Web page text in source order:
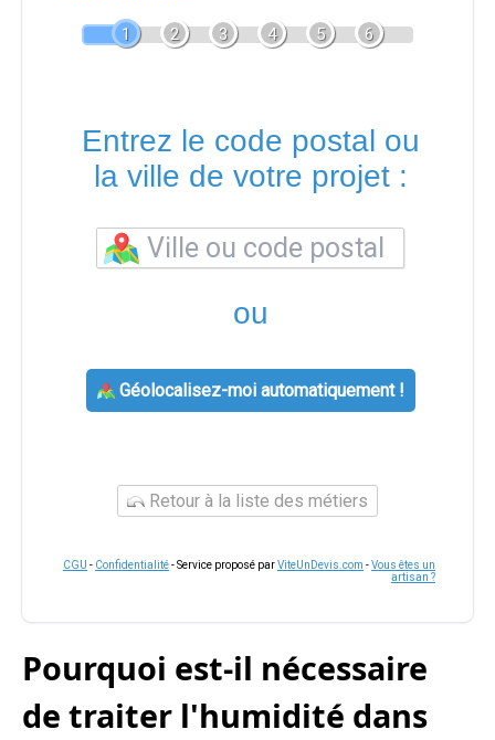
1 2 3 4 5 6
Entrez le code postal ou
la ville de votre projet :
ou
Géolocalisez-moi automatiquement !
Retour à la liste des métiers
CGU - Confidentialité- Service proposé parViteUnDevis.com -Vous êtes un
artisan ?
Pourquoi est-il nécessaire
de traiter l'humidité dans